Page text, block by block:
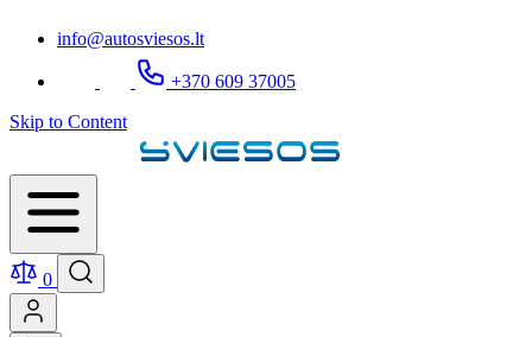
info@autosviesos.lt
+370 609 37005
Skip to Content
0